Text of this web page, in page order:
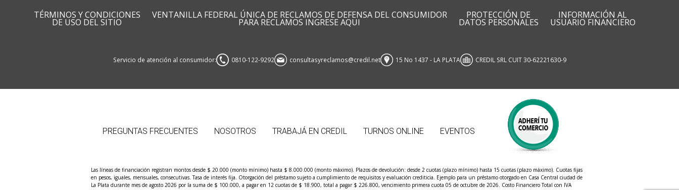
TÉRMINOS Y CONDICIONES
DE USO DEL SITIO
VENTANILLA FEDERAL ÚNICA DE RECLAMOS DE DEFENSA DEL CONSUMIDOR
PARA RECLAMOS INGRESE AQUI
PROTECCIÓN DE
DATOS PERSONALES
INFORMACIÓN AL
USUARIO FINANCIERO
Servicio de atención al consumidor: 0810-122-9292 consultasyreclamos@credil.net 15 No 1437 - LA PLATA CREDIL SRL CUIT 30-62221630-9
PREGUNTAS FRECUENTES NOSOTROS TRABAJÁ EN CREDIL TURNOS ONLINE EVENTOS
Las líneas de financiación registran montos desde $ 20.000 (monto mínimo) hasta $ 8.000.000 (monto máximo). Plazos de devolución: desde 2 cuotas (plazo mínimo) hasta 15 cuotas (plazo máximo). Cuotas fijas
en pesos, iguales, mensuales, consecutivas. Tasa de interés fija. Otorgación del préstamo sujeto a cumplimiento de requisitos y evaluación crediticia. Ejemplo para un préstamo otorgado en Casa Central ciudad de
La Plata durante mes de agosto 2026 por la suma de $ 100.000, a pagar en 12 cuotas de $ 18.900, total a pagar $ 226.800, vencimiento primera cuota 05 de octubre de 2026. Costo Financiero Total con IVA